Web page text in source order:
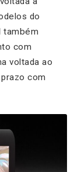
do
também
com
voltada ao
com